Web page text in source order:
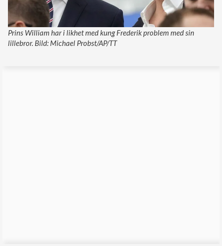
Prins William har i likhet med kung Frederik problem med sin
lillebror. Bild: Michael Probst/AP/TT